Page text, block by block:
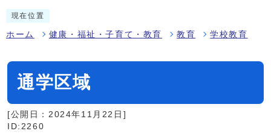
現在位置
ホーム 健康・福祉・子育て・教育 教育 学校教育
通学区域
[公開日：2024年11月22日]
ID:2260